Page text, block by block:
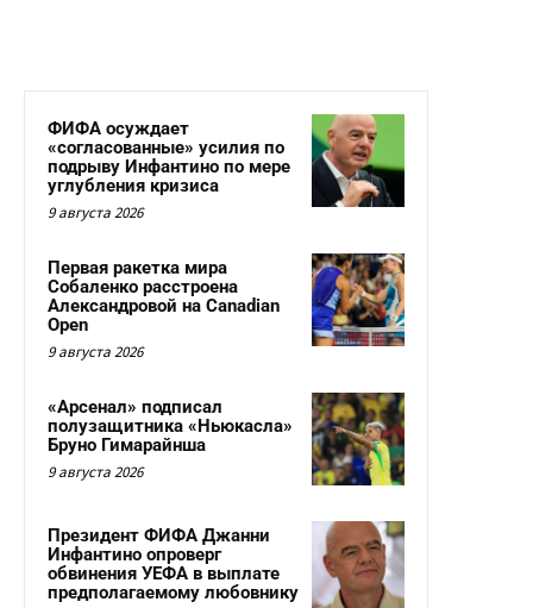
ФИФА осуждает
«согласованные» усилия по
подрыву Инфантино по мере
углубления кризиса
9 августа 2026
Первая ракетка мира
Собаленко расстроена
Александровой на Canadian
Open
9 августа 2026
«Арсенал» подписал
полузащитника «Ньюкасла»
Бруно Гимарайнша
9 августа 2026
Президент ФИФА Джанни
Инфантино опроверг
обвинения УЕФА в выплате
предполагаемому любовнику